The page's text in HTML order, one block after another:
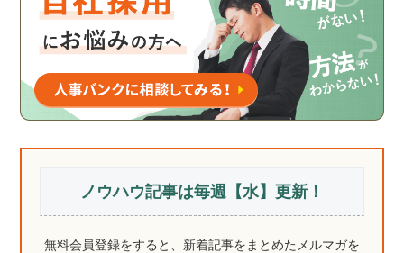
ノウハウ記事は毎週【水】更新！
無料会員登録をすると、新着記事をまとめたメルマガを